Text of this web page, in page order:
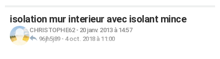
isolation mur interieur avec isolant mince
CHRISTOPHE62- 20 janv. 2013 à 14:57
96jh5j89- 4 oct. 2018 à 11:00